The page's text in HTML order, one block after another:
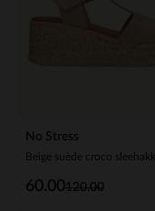
No Stress
Beige suède croco
120.00
60.00